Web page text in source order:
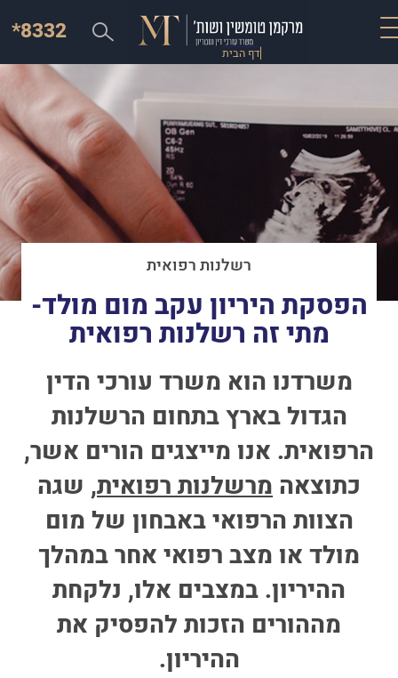
דף הבית
*8332
רשלנות רפואית
הפסקת היריון עקב מום מולד-
מתי זה רשלנות רפואית
משרדנו הוא משרד עורכי הדין
הגדול בארץ בתחום הרשלנות
הרפואית. אנו מייצגים הורים אשר,
כתוצאה מרשלנות רפואית, שגה
הצוות הרפואי באבחון של מום
מולד או מצב רפואי אחר במהלך
ההיריון. במצבים אלו, נלקחת
מההורים הזכות להפסיק את
ההיריון.